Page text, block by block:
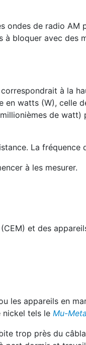
ondes de radio
bloquer avec des
à la
en watts (W),
de
La fréquence
à les mesurer.
et des
les appareils en
nickel tels le Mu-
trop près du